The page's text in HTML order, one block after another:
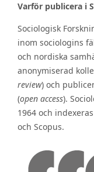
Varför publicera i
Sociologisk
inom sociologins
och nordiska
anonymiserad
review) och
(open access).
1964 och
och Scopus.